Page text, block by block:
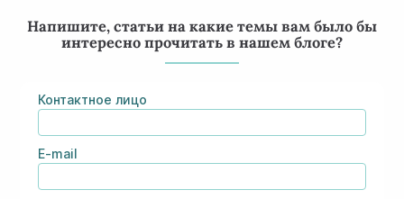
Напишите, статьи на какие темы вам было бы
интересно прочитать в нашем блоге?
Контактное лицо
E-mail